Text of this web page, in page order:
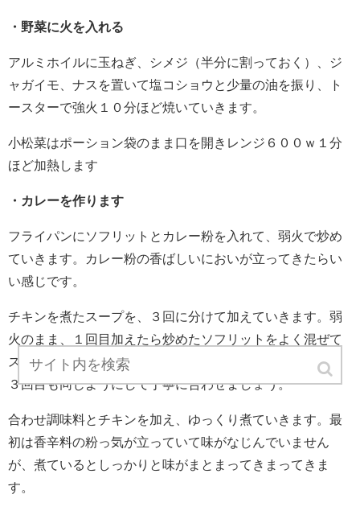
・野菜に火を入れる
アルミホイルに玉ねぎ、シメジ（半分に割っておく）、ジ
ャガイモ、ナスを置いて塩コショウと少量の油を振り、ト
ースターで強火１０分ほど焼いていきます。
小松菜はポーション袋のまま口を開きレンジ６００ｗ１分
ほど加熱します
・カレーを作ります
フライパンにソフリットとカレー粉を入れて、弱火で炒め
ていきます。カレー粉の香ばしいにおいが立ってきたらい
い感じです。
チキンを煮たスープを、３回に分けて加えていきます。弱
火のまま、１回目加えたら炒めたソフリットをよく混ぜて
スープとしっかり馴染ませましょう。沸騰したら２回目、
３回目も同じようにして丁寧に合わせましょう。
合わせ調味料とチキンを加え、ゆっくり煮ていきます。最
初は香辛料の粉っ気が立っていて味がなじんでいません
が、煮ているとしっかりと味がまとまってきまってきま
す。